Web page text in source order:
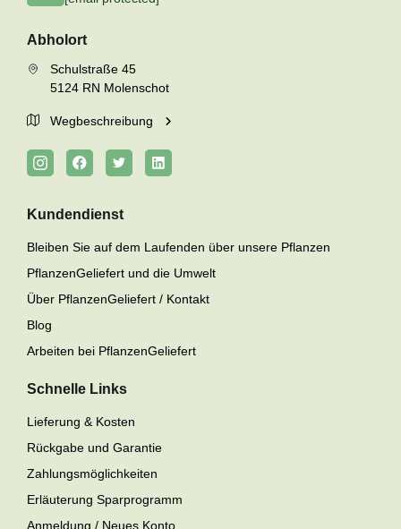
Abholort
Schulstraße 45
5124 RN Molenschot
Wegbeschreibung
Kundendienst
Bleiben Sie auf dem Laufenden über unsere Pflanzen
PflanzenGeliefert und die Umwelt
Über PflanzenGeliefert / Kontakt
Blog
Arbeiten bei PflanzenGeliefert
Schnelle Links
Lieferung & Kosten
Rückgabe und Garantie
Zahlungsmöglichkeiten
Erläuterung Sparprogramm
Anmeldung / Neues Konto